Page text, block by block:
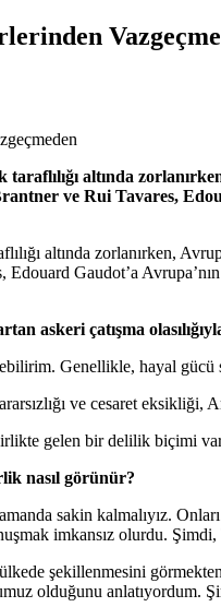
altında
ve Rui Tavares,
altında zorlanırken,
Gaudot’a
askeri çatışma
Genellikle, hayal
ve cesaret eksikliği,
gelen bir delilik biçimi
nasıl görünür?
sakin kalmalıyız.
imkansız olurdu.
şekillenmesini
olduğunu anlatıyordum.